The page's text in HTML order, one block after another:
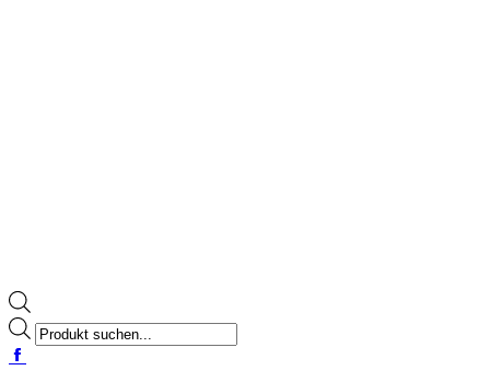
Products
search